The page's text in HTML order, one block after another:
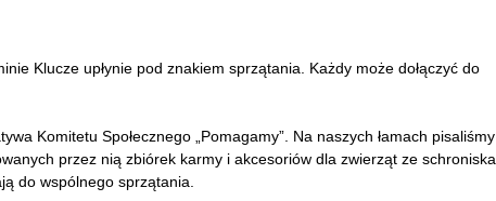
Klucze upłynie pod znakiem sprzątania. Każdy może dołączyć do
Komitetu Społecznego „Pomagamy”. Na naszych łamach pisaliśmy
przez nią zbiórek karmy i akcesoriów dla zwierząt ze schroniska.
do wspólnego sprzątania.